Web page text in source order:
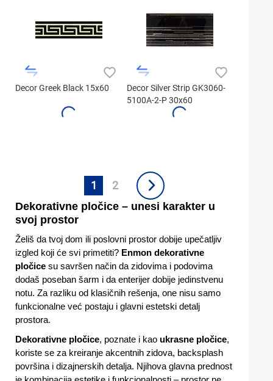
Decor Greek Black 15x60
Decor Silver Strip GK3060-
5100A-2-P 30x60
1 2
Dekorativne pločice – unesi karakter u
svoj prostor
Želiš da tvoj dom ili poslovni prostor dobije upečatljiv
izgled koji će svi primetiti? Enmon dekorativne
pločice su savršen način da zidovima i podovima
dodaš poseban šarm i da enterijer dobije jedinstvenu
notu. Za razliku od klasičnih rešenja, one nisu samo
funkcionalne već postaju i glavni estetski detalj
prostora.
Dekorativne pločice, poznate i kao ukrasne pločice,
koriste se za kreiranje akcentnih zidova, backsplash
površina i dizajnerskih detalja. Njihova glavna prednost